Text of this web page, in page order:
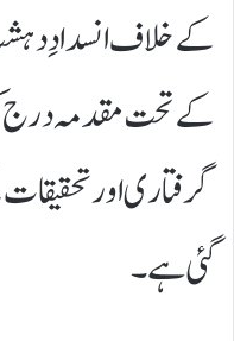
کےخلاف انسدادِ
کےتحت مقدمہ درج
گرفتاری اور
گئی ہے۔